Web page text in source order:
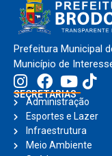
Prefeitura Municipal
Município de
SECRETARIAS
Administração
Esportes e Lazer
Infraestrutura
Meio Ambiente